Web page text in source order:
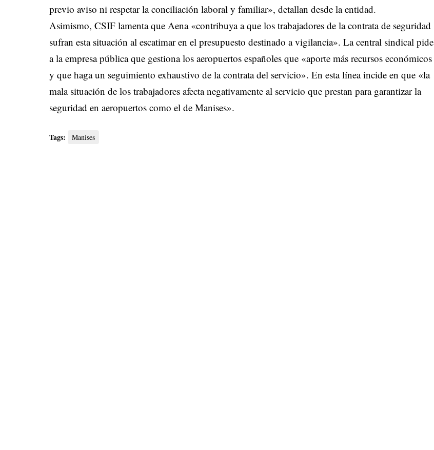
previo aviso ni respetar la conciliación laboral y familiar», detallan desde la entidad.
Asimismo, CSIF lamenta que Aena «contribuya a que los trabajadores de la contrata de seguridad
sufran esta situación al escatimar en el presupuesto destinado a vigilancia». La central sindical pide
a la empresa pública que gestiona los aeropuertos españoles que «aporte más recursos económicos
y que haga un seguimiento exhaustivo de la contrata del servicio». En esta línea incide en que «la
mala situación de los trabajadores afecta negativamente al servicio que prestan para garantizar la
seguridad en aeropuertos como el de Manises».
Tags: Manises